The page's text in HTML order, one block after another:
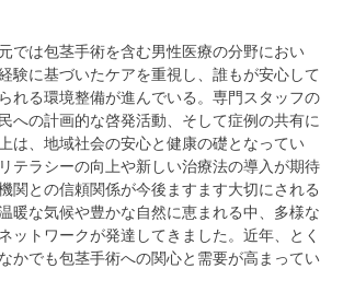
では包茎手術を含む男性医療の分野におい
験に基づいたケアを重視し、誰もが安心して
れる環境整備が進んでいる。専門スタッフの
への計画的な啓発活動、そして症例の共有に
は、地域社会の安心と健康の礎となってい
テラシーの向上や新しい治療法の導入が期待
関との信頼関係が今後ますます大切にされる
暖な気候や豊かな自然に恵まれる中、多様な
ットワークが発達してきました。近年、とく
かでも包茎手術への関心と需要が高まってい